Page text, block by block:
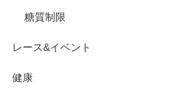
糖質制限
レース&イベント
健康